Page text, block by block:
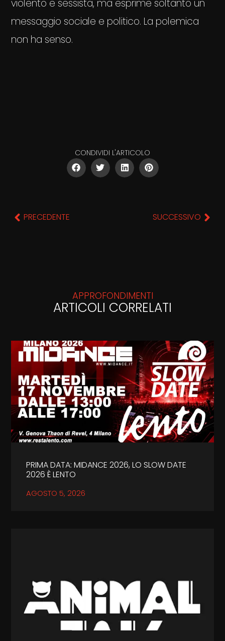
violento e sessista, ma esprime soltanto un
messaggio sociale e politico. La polemica
non ha senso.
CONDIVIDI L'ARTICOLO
PRECEDENTE SUCCESSIVO
APPROFONDIMENTI
ARTICOLI CORRELATI
PRIMA DATA: MIDANCE 2026, LO SLOW DATE
2026 È LENTO
AGOSTO 5, 2026